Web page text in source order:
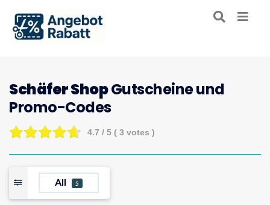
Schäfer ShopGutscheine und
Promo-Codes
4.7 / 5 ( 3 votes )
All 5